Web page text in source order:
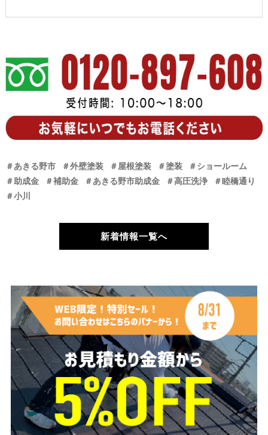
＃あきる野市 ＃外壁塗装 ＃屋根塗装 ＃塗装
＃ショールーム
＃助成金
＃補助金 ＃あきる野市助成金 ＃高圧洗浄
＃睦橋通り
＃小川
新着情報一覧へ